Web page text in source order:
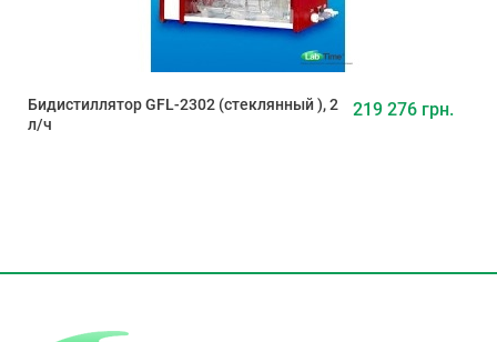
Бидистиллятор GFL-2302 (стеклянный ), 2
л/ч
219 276 грн.